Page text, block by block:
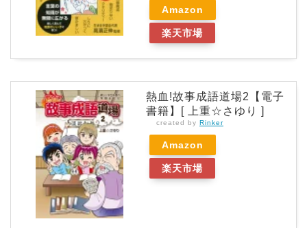
Amazon
楽天市場
熱血!故事成語道場2【電子
書籍】[ 上重☆さゆり ]
created by Rinker
Amazon
楽天市場